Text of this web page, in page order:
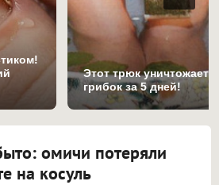
Этот трюк уничтожает
грибок за 5 дней!
омичи потеряли
на косуль